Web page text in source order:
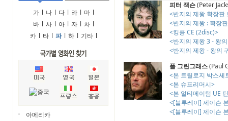
가 l 나 l 다 l 라 l 마 l
바 l 사 l 아 l 자 l 차 l
카 l 타 l 파 l 하 l 기타 l
아메리카
피터 잭슨(Peter
<반지의 제왕 확장판
<반지의 제왕 : 확장
<킹콩 CE (2disc)>
<반지의 제왕 3 - 왕
<반지의 제왕 - 왕의
폴 그린그래스(Paul
<본 트릴로지 박스세
<본 슈프리머시>
<본 얼티메이텀 UE
<[블루레이] 제이슨
<[블루레이] 제이슨